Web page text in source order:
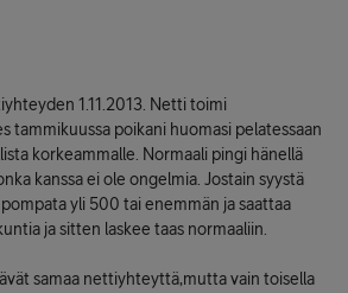
1.11.2013. Netti toimi
tammikuussa poikani huomasi pelatessaan
korkeammalle. Normaali pingi hänellä
kanssa ei ole ongelmia. Jostain syystä
yli 500 tai enemmän ja saattaa
ja sitten laskee taas normaaliin.
samaa nettiyhteyttä,mutta vain toisella